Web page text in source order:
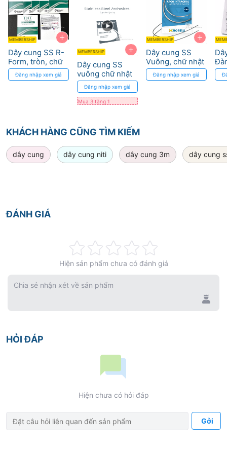
+
MEMBERSHIP
Dây cung SS R-
Form, tròn, chữ
nhật Reliance
Đăng nhập xem giá
+
MEMBERSHIP
Dây cung SS
vuông chữ nhật
DynaFlex - ma
sát thấp, độ bền
cao
Đăng nhập xem giá
Mua 3 tặng 1
+
MEMBERSHIP
Dây cung SS
Vuông, chữ nhật
- Morrelli Morelli
Đăng nhập xem giá
KHÁCH HÀNG CŨNG TÌM KIẾM
dây cung dây cung niti dây cung 3m dây cung
ĐÁNH GIÁ
0%
Hiện sản phẩm chưa có đánh giá
Chia sẻ nhận xét về sản phẩm
HỎI ĐÁP
Hiện chưa có hỏi đáp
Gởi